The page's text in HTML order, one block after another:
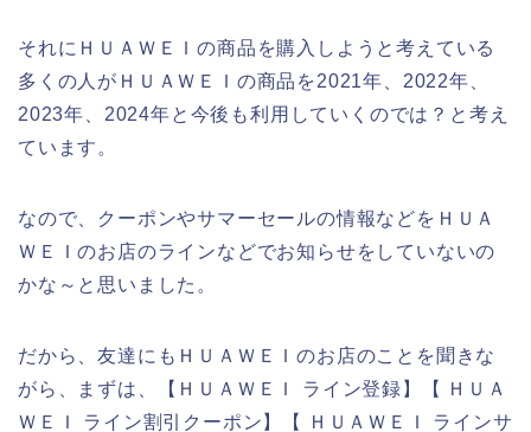
それにＨＵＡＷＥＩの商品を購入しようと考えている
多くの人がＨＵＡＷＥＩの商品を2021年、2022年、
2023年、2024年と今後も利用していくのでは？と考え
ています。
なので、クーポンやサマーセールの情報などをＨＵＡ
ＷＥＩのお店のラインなどでお知らせをしていないの
かな～と思いました。
だから、友達にもＨＵＡＷＥＩのお店のことを聞きな
がら、まずは、【ＨＵＡＷＥＩ ライン登録】【 ＨＵＡ
ＷＥＩ ライン割引クーポン】【 ＨＵＡＷＥＩ ラインサ